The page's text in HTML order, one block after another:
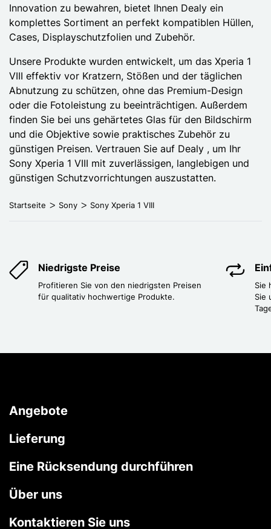
Innovation zu bewahren, bietet Ihnen Dealy ein
komplettes Sortiment an perfekt kompatiblen Hüllen,
Cases, Displayschutzfolien und Zubehör.
Unsere Produkte wurden entwickelt, um das Xperia 1
VIII effektiv vor Kratzern, Stößen und der täglichen
Abnutzung zu schützen, ohne das Premium-Design
oder die Fotoleistung zu beeinträchtigen. Außerdem
finden Sie bei uns gehärtetes Glas für den Bildschirm
und die Objektive sowie praktisches Zubehör zu
günstigen Preisen. Vertrauen Sie auf Dealy , um Ihr
Sony Xperia 1 VIII mit zuverlässigen, langlebigen und
günstigen Schutzvorrichtungen auszustatten.
Startseite Sony Sony Xperia 1 VIII
Niedrigste Preise
Profitieren Sie von den niedrigsten Preisen
für qualitativ hochwertige Produkte.
Sie
Sie
Angebote
Lieferung
Eine Rücksendung durchführen
Über uns
Kontaktieren Sie uns